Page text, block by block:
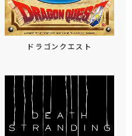
ドラゴンクエスト